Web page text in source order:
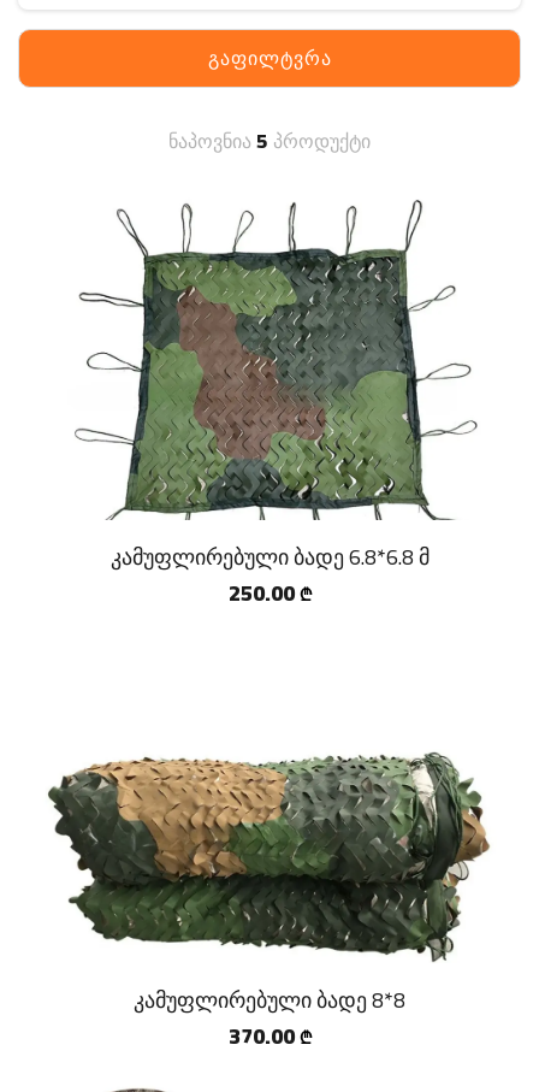
გაფილტვრა
ნაპოვნია5 პროდუქტი
კამუფლირებული ბადე 6.8*6.8 მ
250.00 ₾
კამუფლირებული ბადე 8*8
370.00 ₾